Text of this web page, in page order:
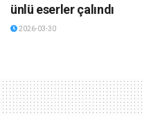
ünlü eserler çalındı
2026-03-30